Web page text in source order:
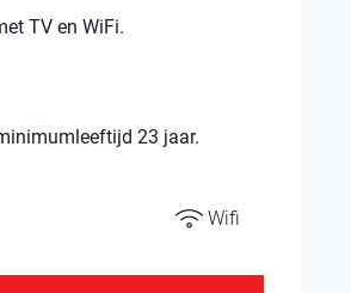
TV en WiFi.
23 jaar.
Wifi